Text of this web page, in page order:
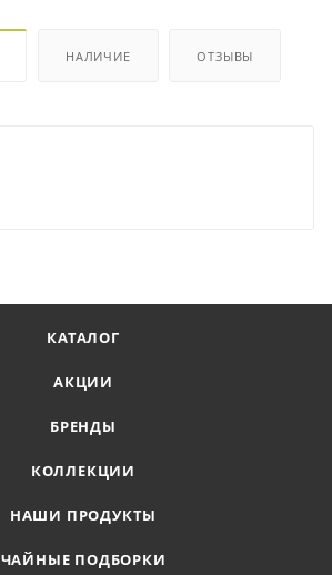
НАЛИЧИЕ ОТЗЫВЫ
КАТАЛОГ
АКЦИИ
БРЕНДЫ
КОЛЛЕКЦИИ
НАШИ ПРОДУКТЫ
ЧАЙНЫЕ ПОДБОРКИ